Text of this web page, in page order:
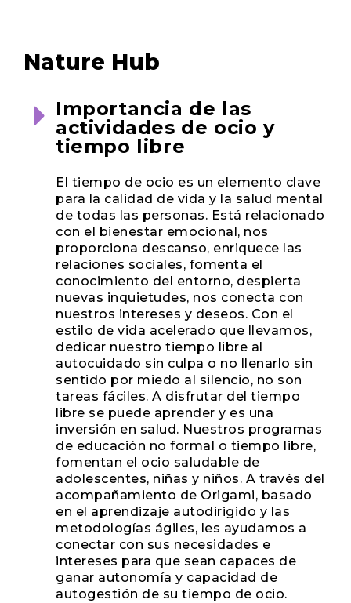
Nature Hub
Importancia de las
actividades de ocio y
tiempo libre
El tiempo de ocio es un elemento clave
para la calidad de vida y la salud mental
de todas las personas. Está relacionado
con el bienestar emocional, nos
proporciona descanso, enriquece las
relaciones sociales, fomenta el
conocimiento del entorno, despierta
nuevas inquietudes, nos conecta con
nuestros intereses y deseos. Con el
estilo de vida acelerado que llevamos,
dedicar nuestro tiempo libre al
autocuidado sin culpa o no llenarlo sin
sentido por miedo al silencio, no son
tareas fáciles. A disfrutar del tiempo
libre se puede aprender y es una
inversión en salud. Nuestros programas
de educación no formal o tiempo libre,
fomentan el ocio saludable de
adolescentes, niñas y niños. A través del
acompañamiento de Origami, basado
en el aprendizaje autodirigido y las
metodologías ágiles, les ayudamos a
conectar con sus necesidades e
intereses para que sean capaces de
ganar autonomía y capacidad de
autogestión de su tiempo de ocio.